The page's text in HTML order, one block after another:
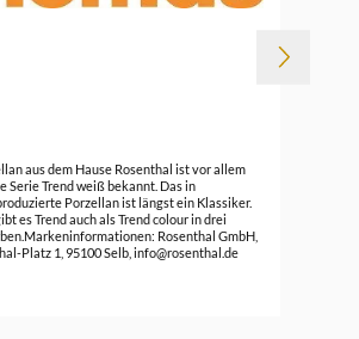
aus dem Hause Rosenthal ist vor allem
Serie Trend weiß bekannt. Das in
Porzellan ist längst ein Klassiker.
es Trend auch als Trend colour in drei
Rosenthal GmbH,
Platz 1, 95100 Selb, info@rosenthal.de